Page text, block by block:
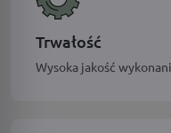
Trwałość
Wysoka jakość